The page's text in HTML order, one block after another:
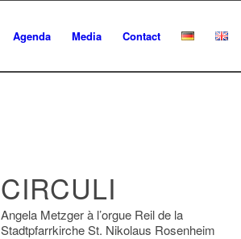
Agenda Media Contact
CIRCULI
Angela Metzger à l’orgue Reil de la
Stadtpfarrkirche St. Nikolaus Rosenheim